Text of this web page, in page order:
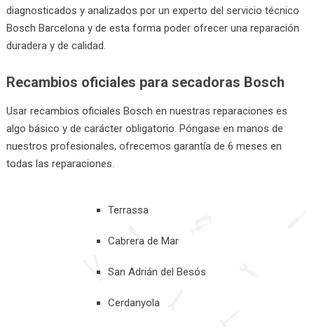
diagnosticados y analizados por un experto del servicio técnico
Bosch Barcelona y de esta forma poder ofrecer una reparación
duradera y de calidad.
Recambios oficiales para secadoras Bosch
Usar recambios oficiales Bosch en nuestras reparaciones es
algo básico y de carácter obligatorio. Póngase en manos de
nuestros profesionales, ofrecemos garantía de 6 meses en
todas las reparaciones.
Terrassa
Cabrera de Mar
San Adrián del Besós
Cerdanyola